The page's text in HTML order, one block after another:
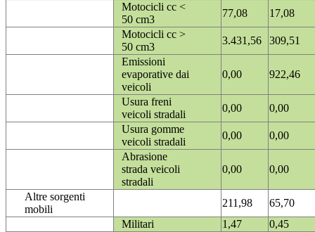
Motocicli cc <
50 cm3
77,08
17,08
Motocicli cc >
50 cm3
3.431,56
309,51
Emissioni
evaporative dai
veicoli
0,00 922,46
Usura freni
veicoli stradali
0,00
0,00
Usura gomme
veicoli stradali
0,00
0,00
Abrasione
strada veicoli
stradali
0,00 0,00
Altre sorgenti
mobili
211,98
65,70
Militari
1,47
0,45